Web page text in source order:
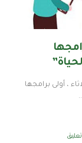
، أولى برامجها